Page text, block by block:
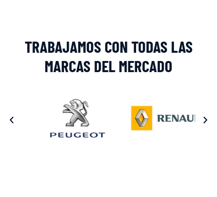
TRABAJAMOS CON TODAS LAS
MARCAS DEL MERCADO